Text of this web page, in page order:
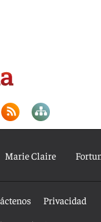
Marie Claire
Privacidad